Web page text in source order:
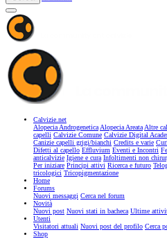
Calvizie.net
Alopecia AndrogeneticaAlopecia AreataAltre
capelli Calvizie Comune Calvizie Digital
Canizie capelli grigi/bianchi Credits e varie
Difetti al capello Effluvium Eventi e Incontri
anticalvizie Igiene e cura Infoltimenti non
Per iniziare Principi attivi Ricerca e futuro
tricologici Tricopigmentazione
Home
Forums
Nuovi messaggi Cerca nel forum
Novità
Nuovi post Nuovi stati in bacheca Ultime
Utenti
Visitatori attuali Nuovi post del profilo Cerca
Shop